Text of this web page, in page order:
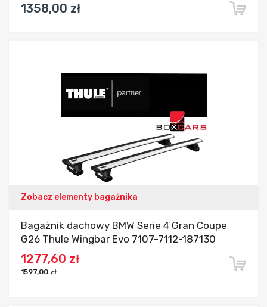
1358,00 zł
Zobacz elementy bagażnika
Bagażnik dachowy BMW Serie 4 Gran Coupe
G26 Thule Wingbar Evo 7107-7112-187130
1277,60 zł
1597,00 zł